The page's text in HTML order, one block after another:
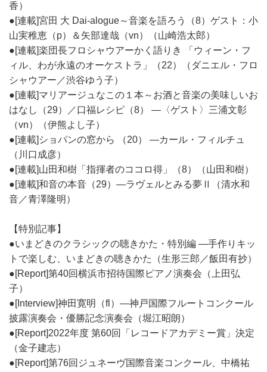
香）
●[連載]宮田 大 Dai-alogue～音楽を語ろう（8）ゲスト：小
山実稚恵（p）＆矢部達哉（vn）（山崎浩太郎）
●[連載]楽団長フロシャウアーかく語りき 「ウィーン・フ
ィル、わが永遠のオーケストラ」（22）（ダニエル・フロ
シャウアー／渋谷ゆう子）
●[連載]マリアージュなこの１本～お酒と音楽の美味しいお
はなし（29）／口福レシピ（8） ―〈ゲスト〉三浦文彰
（vn）（伊熊よし子）
●[連載]ショパンの窓から （20） ―カール・フィルチュ
（川口成彦）
●[連載]山田和樹「指揮者のココロ得」（8）（山田和樹）
●[連載]和音の本音（29）―ラヴェルとみる夢Ⅱ（清水和
音／青澤隆明）
【特別記事】
●いまどきのクラシックの聴きかた・特別編 ―手作りキッ
トで楽しむ、いまどきの聴きかた（生形三郎／飯田有抄）
●[Report]第40回横浜市招待国際ピアノ演奏会（上田弘
子）
●[Interview]神田寛明（fl）―神戸国際フルートコンクール
披露演奏会・優勝記念演奏会（堀江昭朗）
●[Report]2022年度 第60回「レコードアカデミー賞」決定
（金子建志）
●[Report]第76回ジュネーヴ国際音楽コンクール、中橋祐